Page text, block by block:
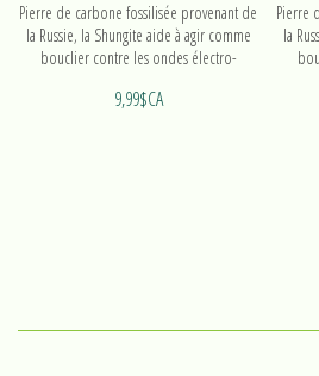
Pierre de carbone fossilisée provenant de
la Russie, la Shungite aide à agir comme
bouclier contre les ondes électro-
disponibles!
9,99$CA
Pierre
la